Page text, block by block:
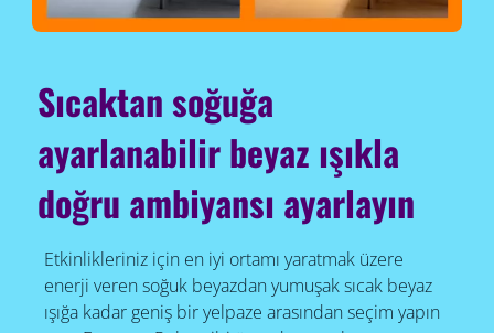
Sıcaktan soğuğa
ayarlanabilir beyaz ışıkla
doğru ambiyansı ayarlayın
Etkinlikleriniz için en iyi ortamı yaratmak üzere
enerji veren soğuk beyazdan yumuşak sıcak beyaz
ışığa kadar geniş bir yelpaze arasından seçim yapın